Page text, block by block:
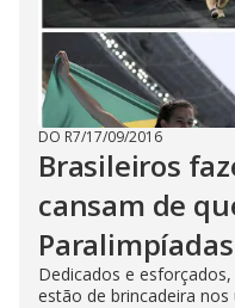
DO R7/17/09/2016
Brasileiros
cansam de
Paralimpíadas
Dedicados e
estão de brincadeira